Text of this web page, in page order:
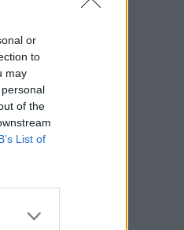
or
to
may
of the
List of